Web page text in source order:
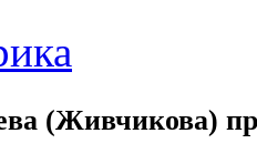
(Живчикова)